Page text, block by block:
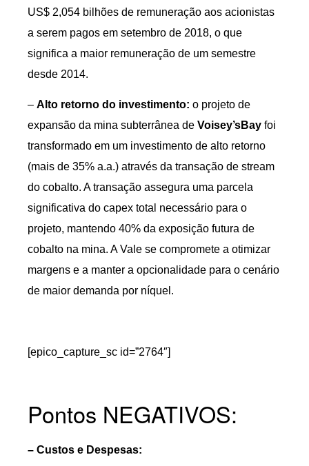
US$ 2,054 bilhões de remuneração aos acionistas
a serem pagos em setembro de 2018, o que
significa a maior remuneração de um semestre
desde 2014.
– Alto retorno do investimento: o projeto de
expansão da mina subterrânea de Voisey’sBay foi
transformado em um investimento de alto retorno
(mais de 35% a.a.) através da transação de stream
do cobalto. A transação assegura uma parcela
significativa do capex total necessário para o
projeto, mantendo 40% da exposição futura de
cobalto na mina. A Vale se compromete a otimizar
margens e a manter a opcionalidade para o cenário
de maior demanda por níquel.
[epico_capture_sc id=”2764″]
Pontos NEGATIVOS:
– Custos e Despesas: